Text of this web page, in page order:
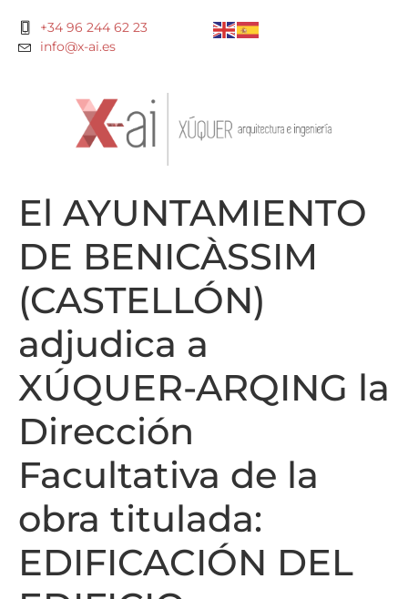
+34 96 244 62 23
info@x-ai.es
El AYUNTAMIENTO
DE BENICÀSSIM
(CASTELLÓN)
adjudica a
XÚQUER-ARQING la
Dirección
Facultativa de la
obra titulada:
EDIFICACIÓN DEL